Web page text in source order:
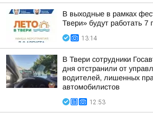
В выходные в рамках
Твери» будут работать 7
13:14
В Твери сотрудники
дня отстранили от
водителей, лишенных
автомобилистов
12:53